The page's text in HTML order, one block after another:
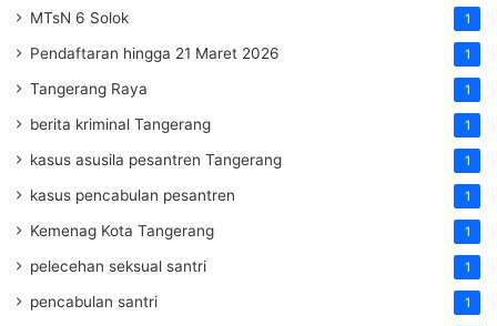
MTsN 6 Solok 1
Pendaftaran hingga 21 Maret 2026 1
Tangerang Raya 1
berita kriminal Tangerang 1
kasus asusila pesantren Tangerang 1
kasus pencabulan pesantren 1
Kemenag Kota Tangerang 1
pelecehan seksual santri 1
pencabulan santri 1